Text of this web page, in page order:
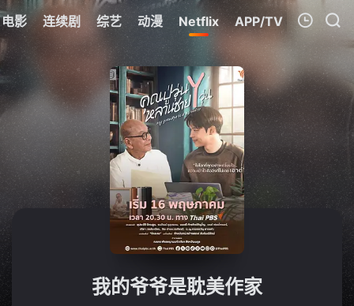
电影 连续剧 综艺 动漫 Netflix APP/TV
我的观影记录
暂无观看影片的记录
我的爷爷是耽美作家